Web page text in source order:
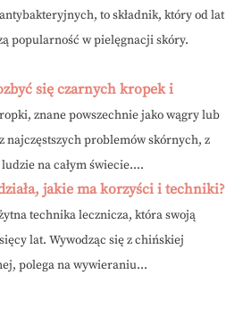
to składnik, który od lat
popularność w pielęgnacji skóry.
się czarnych kropek i
znane powszechnie jako wągry lub
najczęstszych problemów skórnych, z
na całym świecie....
jakie ma korzyści i techniki?
technika lecznicza, która swoją
lat. Wywodząc się z chińskiej
polega na wywieraniu...